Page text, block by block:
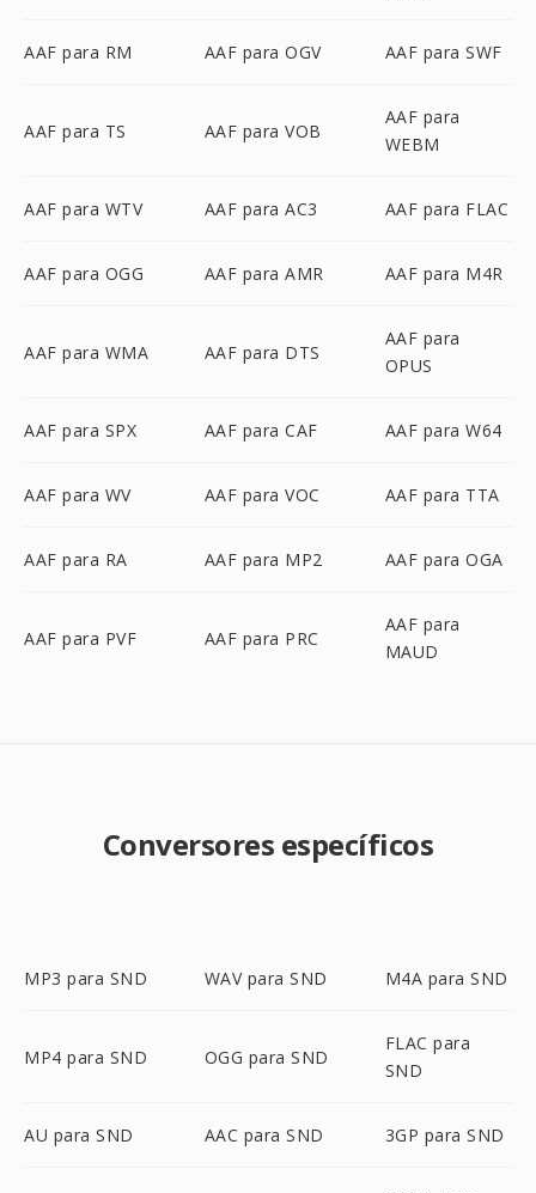
AAF para RM AAF para OGV AAF para SWF
AAF para TS AAF para VOB
AAF para
WEBM
AAF para WTV AAF para AC3 AAF para FLAC
AAF para OGG AAF para AMR AAF para M4R
AAF para WMA AAF para DTS
AAF para
OPUS
AAF para SPX AAF para CAF AAF para W64
AAF para WV AAF para VOC AAF para TTA
AAF para RA AAF para MP2 AAF para OGA
AAF para PVF AAF para PRC
AAF para
MAUD
Conversores específicos
MP3 para SND WAV para SND M4A para SND
MP4 para SND OGG para SND
FLAC para
SND
AU para SND AAC para SND 3GP para SND